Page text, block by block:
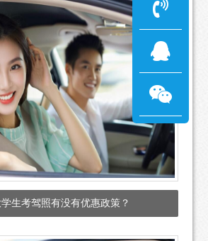
生考驾照有没有优惠政策？